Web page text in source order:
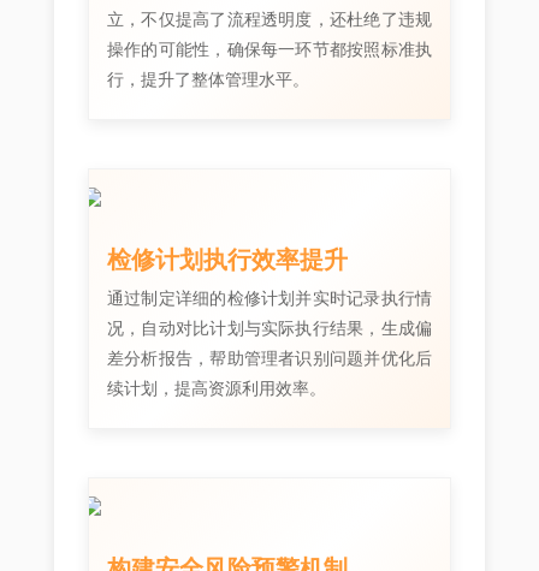
立，不仅提高了流程透明度，还杜绝了违规
操作的可能性，确保每一环节都按照标准执
行，提升了整体管理水平。
检修计划执行效率提升
通过制定详细的检修计划并实时记录执行情
况，自动对比计划与实际执行结果，生成偏
差分析报告，帮助管理者识别问题并优化后
续计划，提高资源利用效率。